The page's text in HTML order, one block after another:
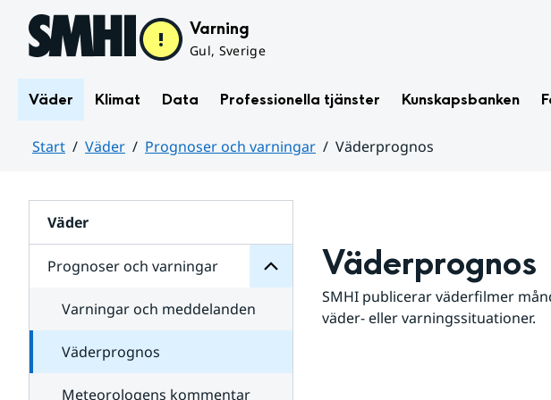
Hoppa till sidans innehåll Varning
Gul, Sverige
Väder Klimat Data Professionella tjänster Kunskapsbanken
Start Väder Prognoser och varningar
Väderprognos
Väder
Prognoser och varningar
för
varningar
Varningar och meddelanden
Väderprognos
Meteorologens kommentar
Väderprognos
SMHI publicerar väderfilmer
väder- eller varningssituationer.